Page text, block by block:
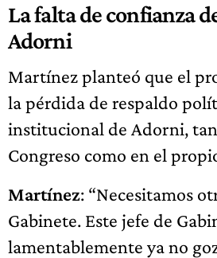
La falta de confianza
Adorni
Martínez planteó que el
la pérdida de respaldo
institucional de Adorni,
Congreso como en el
Martínez: “Necesitamos
Gabinete. Este jefe de
lamentablemente ya no